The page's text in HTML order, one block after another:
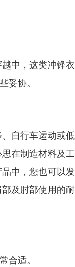
中，这类冲锋
妥协。
自行车运动或
在制造材料及
中，您也可以
及肘部使用的
合适。